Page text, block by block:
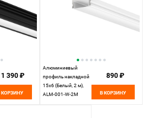
1 390 ₽
КОРЗИНУ
Алюминиевый
профиль накладной
15x6 (Белый, 2 м),
ALM-001-W-2M
890 ₽
В КОРЗИНУ